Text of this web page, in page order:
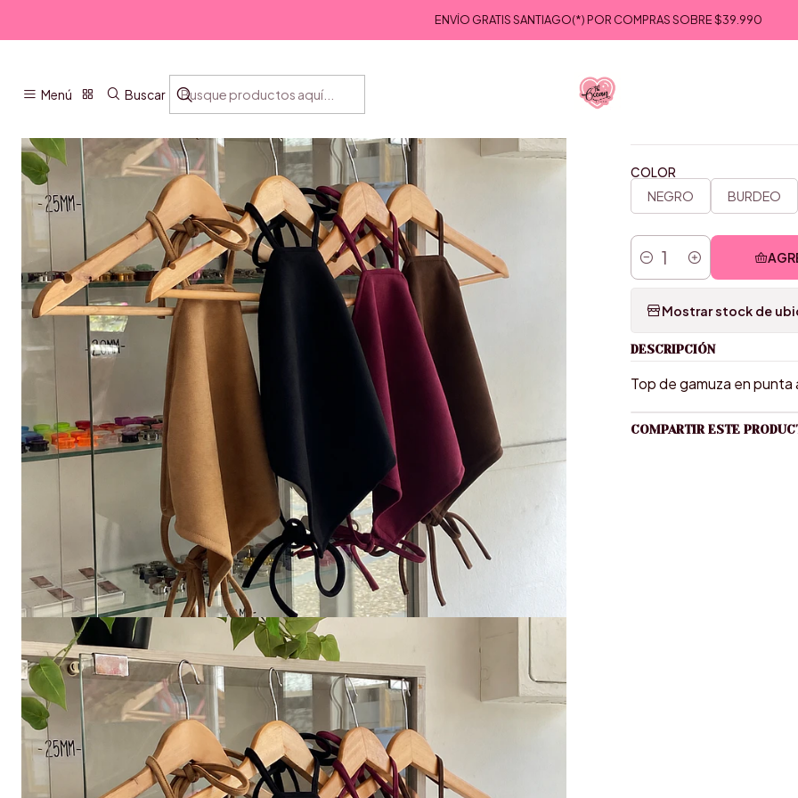
Menú Buscar
ENVÍO GRATIS SANTIAGO(*) POR COMPRAS SOBRE$39.990
Inicio VESTUARIO MINI TOPS GAMUZA EN PUNTA
COLOR
NEGRO BURDEO
Cantidad
Mostrar stock de
DESCRIPCIÓN
Top de gamuza en
COMPARTIR ESTE